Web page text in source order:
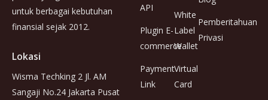
untuk berbagai kebutuhan
finansial sejak 2012.
Lokasi
Wisma Techking 2 Jl. AM
Sangaji No.24 Jakarta Pusat
API
Plugin E-
commerce
Payment
Link
White
Label
Wallet
Virtual
Card
Pemberitahuan
Privasi